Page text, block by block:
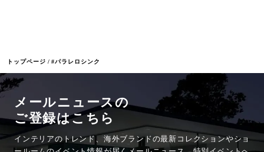
トップページ #パラレロシンク
メールニュースの
ご登録はこちら
インテリアのトレンド、海外ブランドの最新コレクションやショ